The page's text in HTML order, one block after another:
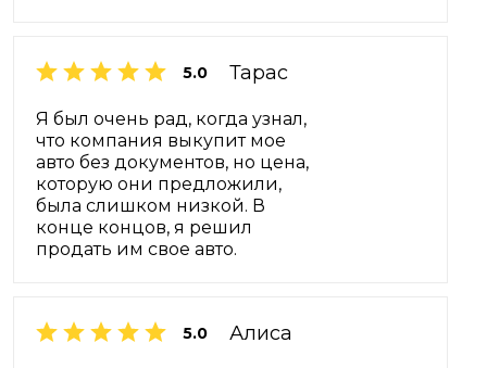
5.0 Тарас
Я был очень рад, когда узнал,
что компания выкупит мое
авто без документов, но цена,
которую они предложили,
была слишком низкой. В
конце концов, я решил
продать им свое авто.
5.0 Алиса